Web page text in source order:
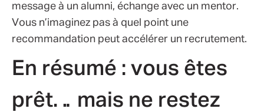
message à un alumni, échange avec un mentor.
Vous n’imaginez pas à quel point une
recommandation peut accélérer un recrutement.
En résumé : vous êtes
prêt… mais ne restez